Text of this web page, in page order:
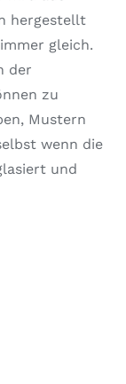
hergestellt
gleich.
der
zu
Mustern
wenn die
und